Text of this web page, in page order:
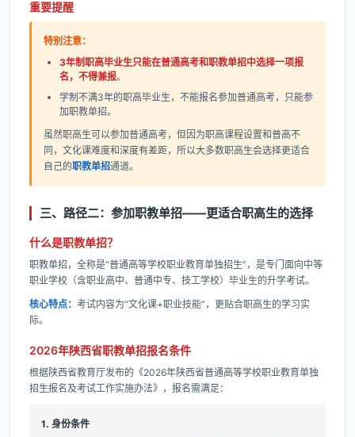
重要提醒
特别注意：
3年制职高毕业生只能在普通高考和职教单招中选择一项报
名，不得兼报。
学制不满3年的职高毕业生，不能报名参加普通高考，只能参
加职教单招。
虽然职高生可以参加普通高考，但因为职高课程设置和普高不
同，文化课难度和深度有差距，所以大多数职高生会选择更适合
自己的职教单招通道。
三、路径二：参加职教单招——更适合职高生的选择
什么是职教单招？
职教单招，全称是“普通高等学校职业教育单独招生”，是专门面向中等
职业学校（含职业高中、普通中专、技工学校）毕业生的升学考试。
核心特点： 考试内容为“文化课+职业技能”，更贴合职高生的学习实
际。
2026年陕西省职教单招报名条件
根据陕西省教育厅发布的《2026年陕西省普通高等学校职业教育单独
招生报名及考试工作实施办法》，报名需满足：
1. 身份条件